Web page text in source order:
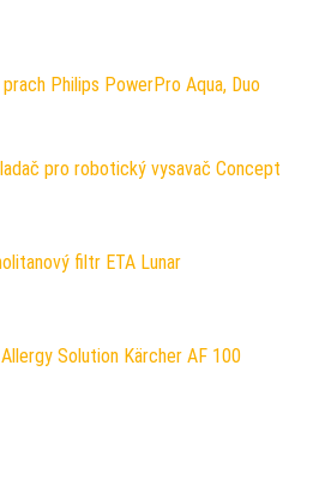
prach Philips PowerPro Aqua, Duo
pro robotický vysavač Concept
filtr ETA Lunar
Solution Kärcher AF 100